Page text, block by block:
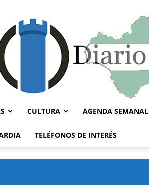
CULTURA AGENDA SEMANAL
TELÉFONOS DE INTERÉS